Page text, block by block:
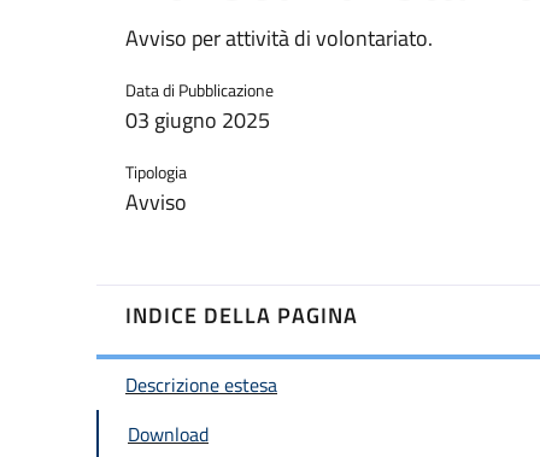
Avviso per attività di volontariato.
Data di Pubblicazione
03 giugno 2025
Tipologia
Avviso
INDICE DELLA PAGINA
Descrizione estesa
Download